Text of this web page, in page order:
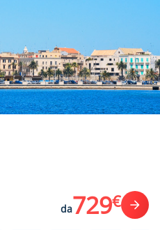
da729€